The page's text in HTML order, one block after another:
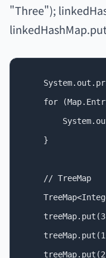
"Three");
for
    }
    // TreeMap